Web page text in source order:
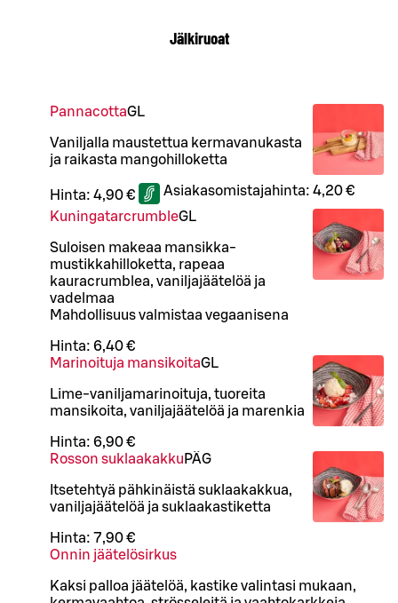
Jälkiruoat
PannacottaGL
Vaniljalla maustettua kermavanukasta
ja raikasta mangohilloketta
Hinta: 4,90 € Asiakasomistajahinta: 4,20 €
KuningatarcrumbleGL
Suloisen makeaa mansikka-
mustikkahilloketta, rapeaa
kauracrumblea, vaniljajäätelöä ja
vadelmaa
Mahdollisuus valmistaa vegaanisena
Hinta: 6,40 €
Marinoituja mansikoitaGL
Lime-vaniljamarinoituja, tuoreita
mansikoita, vaniljajäätelöä ja marenkia
Hinta: 6,90 €
Rosson suklaakakku PÄG
Itsetehtyä pähkinäistä suklaakakkua,
vaniljajäätelöä ja suklaakastiketta
Hinta: 7,90 €
Onnin jäätelösirkus
Kaksi palloa jäätelöä, kastike valintasi mukaan,